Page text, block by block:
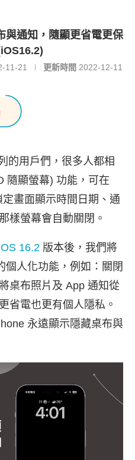
與通知，隨顯更省電更保
11-21 更新時間 2022-12-11
的用戶們，很多人都相
隨顯螢幕) 功能，可在
畫面顯示時間日期、通
樣螢幕會自動關閉。
16.2 版本後，我們將
個人化功能，例如：關閉
桌布照片及 App 通知從
省電也更有個人隱私。
永遠顯示隱藏桌布與